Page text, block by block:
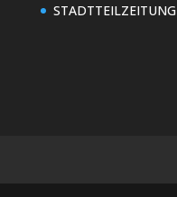
STADTTEILZEITUNG